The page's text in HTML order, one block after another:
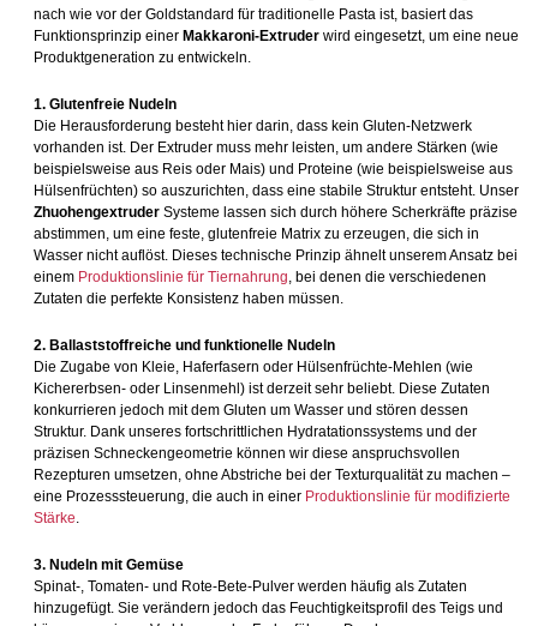
nach wie vor der Goldstandard für traditionelle Pasta ist, basiert das
Funktionsprinzip einer Makkaroni-Extruderwird eingesetzt, um eine neue
Produktgeneration zu entwickeln.
1. Glutenfreie Nudeln
Die Herausforderung besteht hier darin, dass kein Gluten-Netzwerk
vorhanden ist. Der Extruder muss mehr leisten, um andere Stärken (wie
beispielsweise aus Reis oder Mais) und Proteine (wie beispielsweise aus
Hülsenfrüchten) so auszurichten, dass eine stabile Struktur entsteht. Unser
ZhuohengextruderSysteme lassen sich durch höhere Scherkräfte präzise
abstimmen, um eine feste, glutenfreie Matrix zu erzeugen, die sich in
Wasser nicht auflöst. Dieses technische Prinzip ähnelt unserem Ansatz bei
einem Produktionslinie für Tiernahrung, bei denen die verschiedenen
Zutaten die perfekte Konsistenz haben müssen.
2. Ballaststoffreiche und funktionelle Nudeln
Die Zugabe von Kleie, Haferfasern oder Hülsenfrüchte-Mehlen (wie
Kichererbsen- oder Linsenmehl) ist derzeit sehr beliebt. Diese Zutaten
konkurrieren jedoch mit dem Gluten um Wasser und stören dessen
Struktur. Dank unseres fortschrittlichen Hydratationssystems und der
präzisen Schneckengeometrie können wir diese anspruchsvollen
Rezepturen umsetzen, ohne Abstriche bei der Texturqualität zu machen –
eine Prozesssteuerung, die auch in einer Produktionslinie für modifizierte
Stärke.
3. Nudeln mit Gemüse
Spinat-, Tomaten- und Rote-Bete-Pulver werden häufig als Zutaten
hinzugefügt. Sie verändern jedoch das Feuchtigkeitsprofil des Teigs und